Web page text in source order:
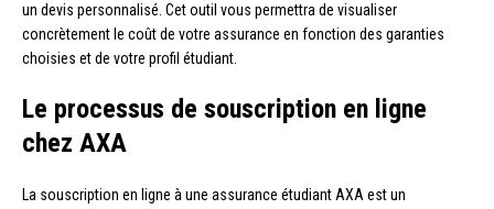
un devis personnalisé. Cet outil vous permettra de visualiser
concrètement le coût de votre assurance en fonction des garanties
choisies et de votre profil étudiant.
Le processus de souscription en ligne
chez AXA
La souscription en ligne à une assurance étudiant AXA est un